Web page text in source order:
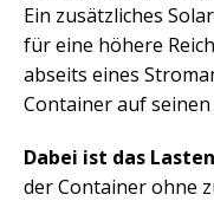
Ein zusätzliches
für eine höhere
abseits eines
Container auf
Dabei ist das
der Container ohne